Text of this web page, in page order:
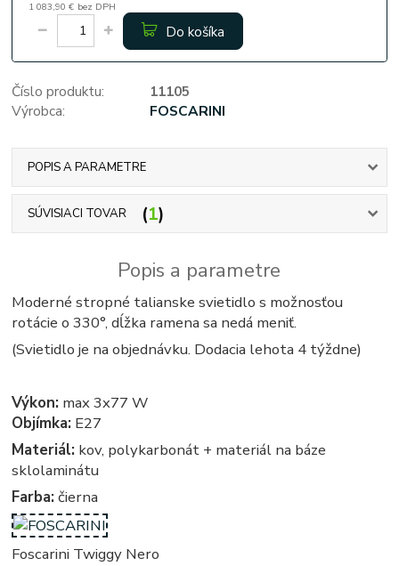
1 083,90 € bez DPH
Do košíka
Číslo produktu:
11105
Výrobca:
FOSCARINI
POPIS A PARAMETRE
SÚVISIACI TOVAR 1
Popis a parametre
Moderné stropné talianske svietidlo s možnosťou
rotácie o 330°, dĺžka ramena sa nedá meniť.
(Svietidlo je na objednávku. Dodacia lehota 4 týždne)
Výkon: max 3x77 W
Objímka: E27
Materiál: kov, polykarbonát + materiál na báze
sklolaminátu
Farba: čierna
Foscarini Twiggy Nero